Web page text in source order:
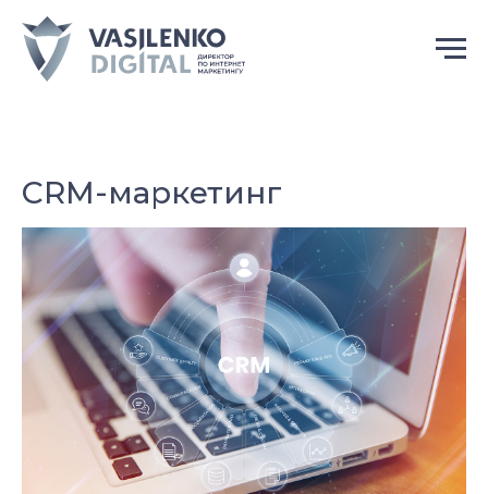
CRM-маркетинг